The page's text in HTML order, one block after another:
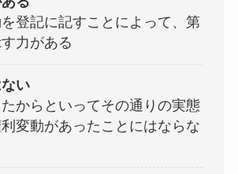
登記に記すことによって、第
力がある
い
からといってその通りの実態
変動があったことにはならな